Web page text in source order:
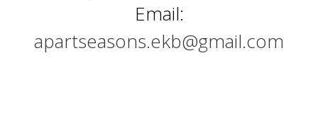
Email:
apartseasons.ekb@gmail.com